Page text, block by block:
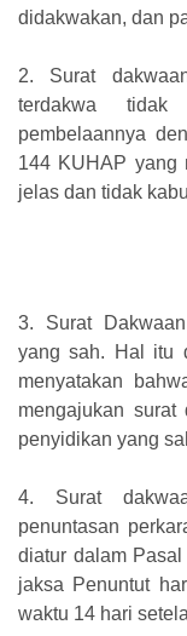
didakwakan, dan
2. Surat
terdakwa tidak
pembelaannya
144 KUHAP yang
jelas dan tidak
3. Surat
yang sah. Hal itu
menyatakan
mengajukan surat
penyidikan yang
4. Surat
penuntasan
diatur dalam
jaksa Penuntut
waktu 14 hari